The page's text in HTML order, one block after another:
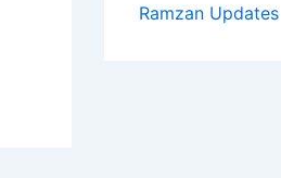
Ramzan Updates